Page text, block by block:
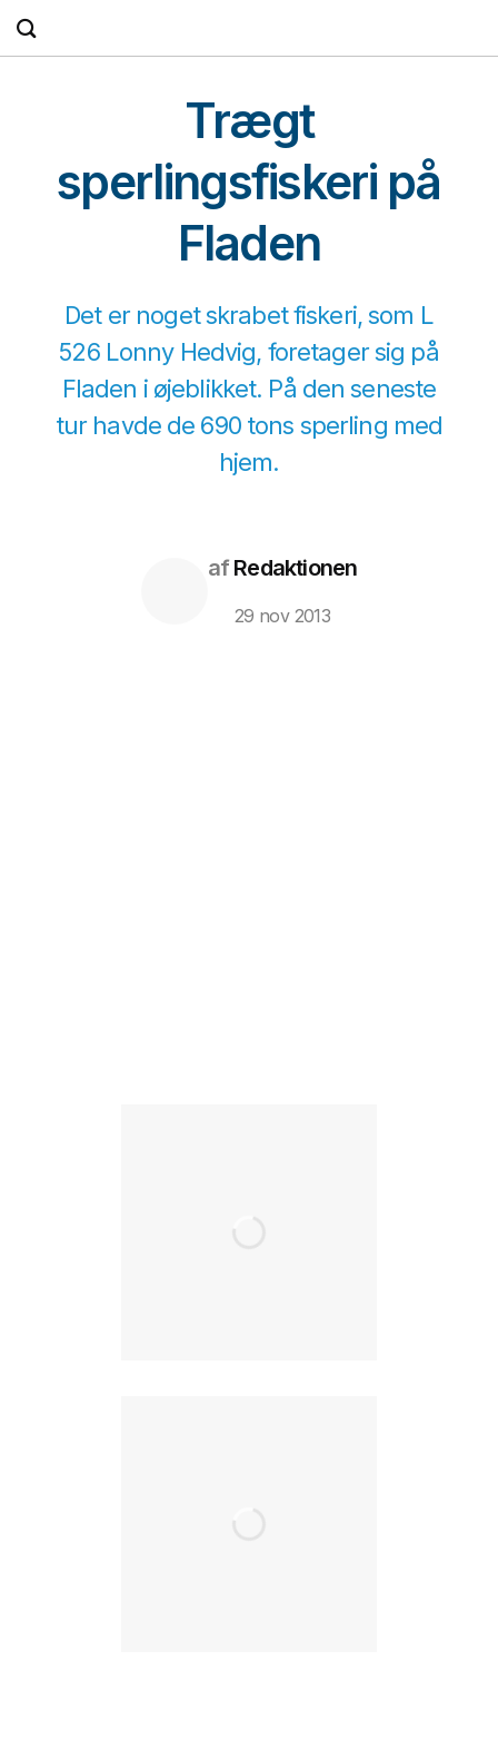
Fortsæt
Trægt
sperlingsfiskeri på
Fladen
Det er noget skrabet fiskeri, som L
526 Lonny Hedvig, foretager sig på
Fladen i øjeblikket. På den seneste
tur havde de 690 tons sperling med
hjem.
afRedaktionen
29 nov 2013